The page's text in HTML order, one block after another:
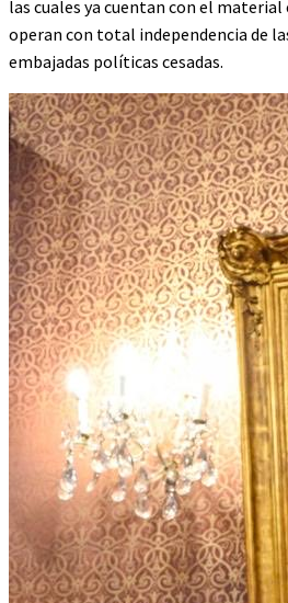
las cuales ya cuentan con el
operan con total independencia de
embajadas políticas cesadas.